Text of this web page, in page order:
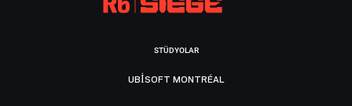
STÜDYOLAR
UBISOFT MONTRÉAL